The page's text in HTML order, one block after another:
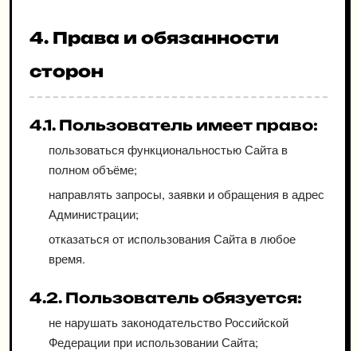
4. Права и обязанности
сторон
4.1. Пользователь имеет право:
пользоваться функциональностью Сайта в
полном объёме;
направлять запросы, заявки и обращения в адрес
Администрации;
отказаться от использования Сайта в любое
время.
4.2. Пользователь обязуется:
не нарушать законодательство Российской
Федерации при использовании Сайта;